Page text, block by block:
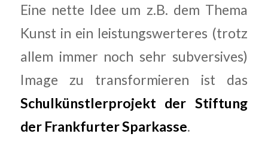
Eine nette Idee um z.B. dem Thema
Kunst in ein leistungswerteres (trotz
allem immer noch sehr subversives)
Image zu transformieren ist das
Schulkünstlerprojekt der Stiftung
der Frankfurter Sparkasse.